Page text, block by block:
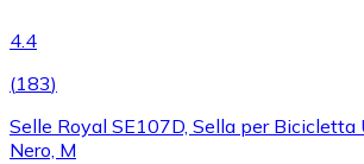
4.4
(183)
Selle Royal SE107D, Sella per Bicicletta
Nero, M